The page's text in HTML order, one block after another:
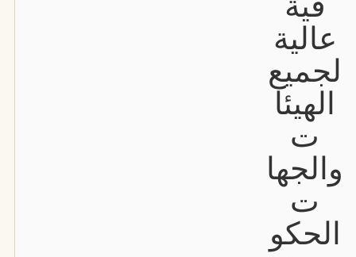
عالية
لجميع
الهيئا
ت
والجها
ت
الحكو